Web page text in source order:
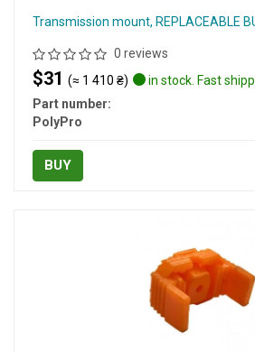
Transmission mount, REPLACEABLE
0 reviews
$31 (≈ 1 410 ₴)
in stock. Fast
Part number:
PolyPro
BUY